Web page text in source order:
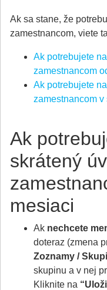
Ak sa stane, že
zamestnancom, viete
Ak potrebujete
zamestnancom
Ak potrebujete
zamestnancom v
Ak
skrátený
mesiaci
Ak nechcete
doteraz (zmena
Zoznamy /
skupinu a v nej
Kliknite na